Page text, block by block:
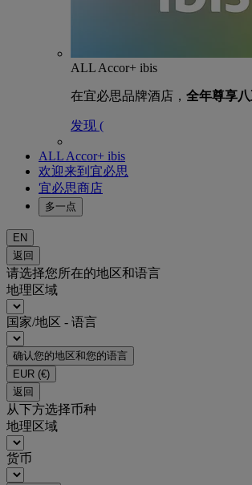
ALL Accor+ ibis
在宜必思品牌酒店， 全年尊享
发现 (
ALL Accor+ ibis
欢迎来到宜必思
宜必思商店
多一点
EN
返回
请选择您所在的地区和语言
地理区域
国家/地区 - 语言
确认您的地区和您的语言
EUR (€)
返回
从下方选择币种
地理区域
货币